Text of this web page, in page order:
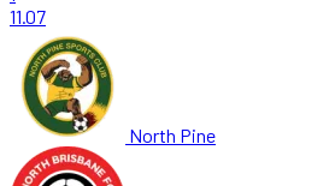
11.07
North Pine